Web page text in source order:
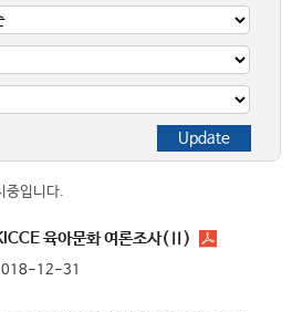
중입니다.
육아문화 여론조사(Ⅱ)
12-31